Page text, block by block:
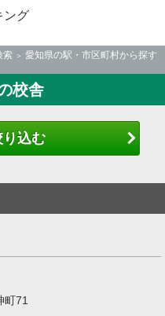
ング
索
愛知県の駅・市区町村から探す
校舎
り込む
町71